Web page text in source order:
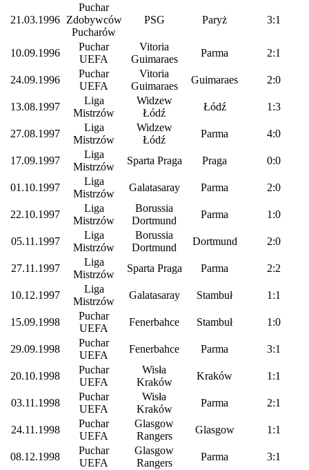
21.03.1996
Puchar
Zdobywców
Pucharów
PSG Paryż 3:1
10.09.1996
Puchar
UEFA
Vitoria
Guimaraes
Parma 2:1
24.09.1996
Puchar
UEFA
Vitoria
Guimaraes
Guimaraes 2:0
13.08.1997
Liga
Mistrzów
Widzew
Łódź
Łódź 1:3
27.08.1997
Liga
Mistrzów
Widzew
Łódź
Parma 4:0
17.09.1997
Liga
Mistrzów
Sparta Praga Praga 0:0
01.10.1997
Liga
Mistrzów
Galatasaray Parma 2:0
22.10.1997
Liga
Mistrzów
Borussia
Dortmund
Parma 1:0
05.11.1997
Liga
Mistrzów
Borussia
Dortmund
Dortmund 2:0
27.11.1997
Liga
Mistrzów
Sparta Praga Parma 2:2
10.12.1997
Liga
Mistrzów
Galatasaray Stambuł 1:1
15.09.1998
Puchar
UEFA
Fenerbahce Stambuł 1:0
29.09.1998
Puchar
UEFA
Fenerbahce Parma 3:1
20.10.1998
Puchar
UEFA
Wisła
Kraków
Kraków 1:1
03.11.1998
Puchar
UEFA
Wisła
Kraków
Parma 2:1
24.11.1998
Puchar
UEFA
Glasgow
Rangers
Glasgow 1:1
08.12.1998
Puchar
UEFA
Glasgow
Rangers
Parma 3:1